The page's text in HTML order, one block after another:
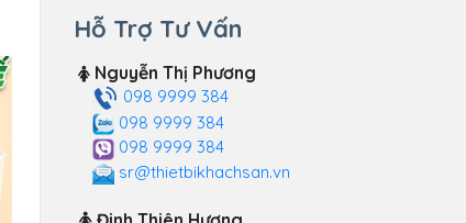
Hỗ Trợ Tư Vấn
Nguyễn Thị Phương
098 9999 384
098 9999 384
098 9999 384
sr@thietbikhachsan.vn